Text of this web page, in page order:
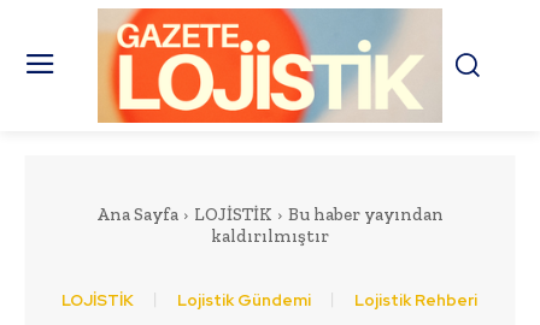
Ana Sayfa LOJİSTİK
Bu haber yayından
kaldırılmıştır
LOJİSTİK Lojistik Gündemi Lojistik Rehberi